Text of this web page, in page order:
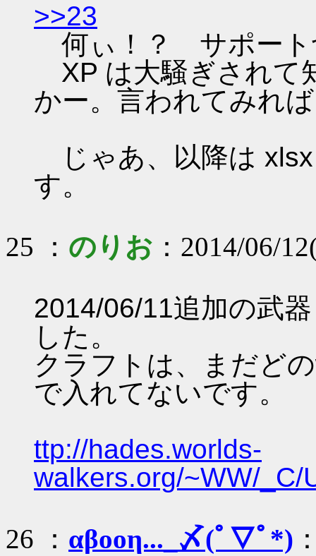
>>23
何ぃ！？ サポート
XP は大騒ぎされて
かー。言われてみれ
じゃあ、以降は
す。
25 ： のりお ：2014/06/
2014/06/11追加の武
した。
クラフトは、まだど
で入れてないです。
ttp://hades.worlds-
walkers.org/~WW/_C/
26 ： αβοοη..._〆(ﾟ▽ﾟ*)